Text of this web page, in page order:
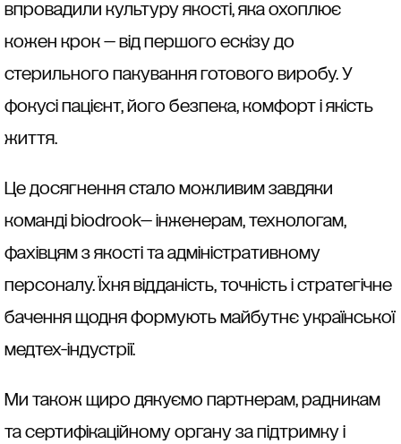
впровадили культуру якості, яка охоплює
кожен крок — від першого ескізу до
стерильного пакування готового виробу. У
фокусі пацієнт, його безпека, комфорт і якість
життя.
Це досягнення стало можливим завдяки
команді biodrook— інженерам, технологам,
фахівцям з якості та адміністративному
персоналу. Їхня відданість, точність і стратегічне
бачення щодня формують майбутнє української
медтех-індустрії.
Ми також щиро дякуємо партнерам, радникам
та сертифікаційному органу за підтримку і